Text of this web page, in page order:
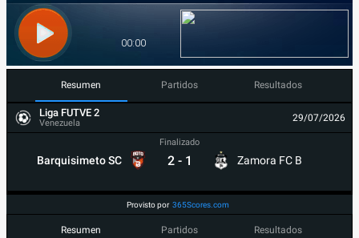
Resumen Partidos Resultados
Liga FUTVE 2
Venezuela 29/07/2026
Barquisimeto SC
Finalizado
2 - 1 Zamora FC B
Provisto por 365Scores.com
Resumen Partidos Resultados